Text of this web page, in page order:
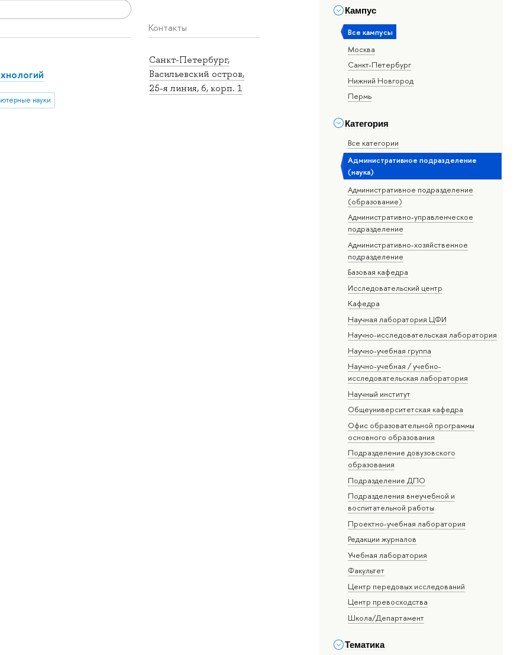
Кампус
Все кампусы
Москва
Санкт-Петербург
Нижний Новгород
Пермь
Категория
Все категории
Административное подразделение
(наука)
Административное подразделение
(образование)
Административно-управленческое
подразделение
Административно-хозяйственное
подразделение
Базовая кафедра
Исследовательский центр
Кафедра
Научная лаборатория ЦФИ
Научно-исследовательская лаборатория
Научно-учебная группа
Научно-учебная / учебно-
исследовательская лаборатория
Научный институт
Общеуниверситетская кафедра
Офис образовательной программы
основного образования
Подразделение довузовского
образования
Подразделение ДПО
Подразделения внеучебной и
воспитательной работы
Проектно-учебная лаборатория
Редакции журналов
Учебная лаборатория
Факультет
Центр передовых исследований
Центр превосходства
Школа/Департамент
Тематика
Контакты
Санкт-Петербург,
Васильевский остров,
25-я линия, 6, корп. 1
науки